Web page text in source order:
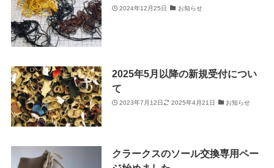
2024年12月25日 お知らせ
2025年5月以降の新規受付につい
て
2023年7月12日 2025年4月21日 お知らせ
クラークスのソール交換専用ペー